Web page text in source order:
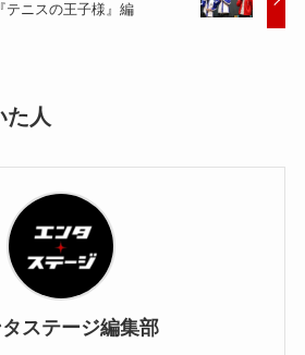
テニスの王子様』編
た人
ステージ編集部